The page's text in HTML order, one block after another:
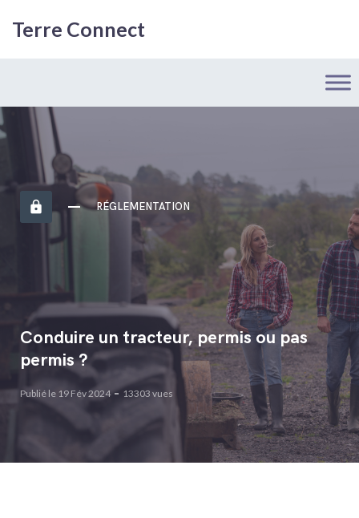
Terre Connect
https RÉGLEMENTATION
Conduire un tracteur, permis ou pas
permis ?
Publié le 19 Fév 2024 13303 vues